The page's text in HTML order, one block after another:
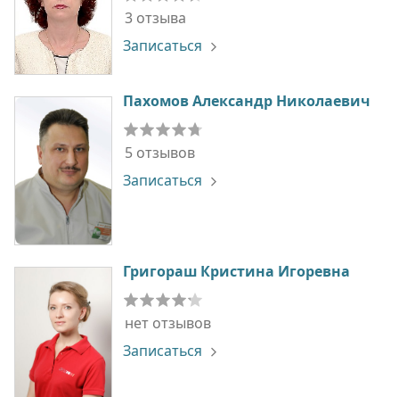
3 отзыва
Записаться
Пахомов Александр Николаевич
5 отзывов
Записаться
Григораш Кристина Игоревна
нет отзывов
Записаться